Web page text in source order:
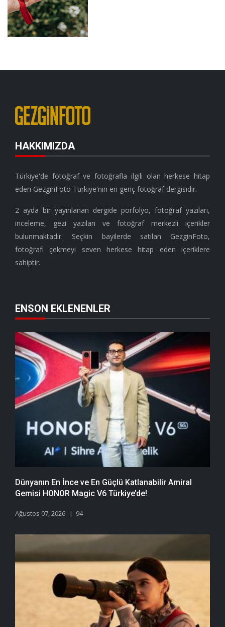
HAKKIMIZDA
Türkiye'de fotoğraf ve fotoğrafla ilgili olan herkese hitap
eden GezginFoto Türkiye'nin en genç fotoğraf dergisidir.
2 ayda bir yayınlanan dergide porfolyo, fotoğraf yazıları,
inceleme, gezi yazıları ve fotoğraf merkezli içerikler
bulunmaktadır. Seçkin bayilerde satılan GezginFoto,
fotoğrafı çekmeyi seven herkese hitap eden içeriklere
sahiptir.
ENSON EKLENENLER
Dünyanın En İnce ve En Güçlü Katlanabilir Amiral
Gemisi HONOR Magic V6 Türkiye’de!
Ağustos 07, 2026 94